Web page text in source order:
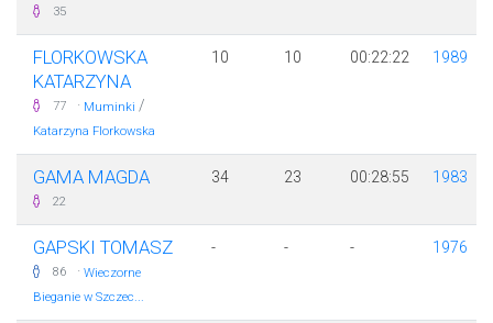
35
FLORKOWSKA
KATARZYNA
77 · Muminki /
Katarzyna Florkowska
10 10 00:22:22 1989
GAMA MAGDA
22
34 23 00:28:55 1983
GAPSKI TOMASZ
86 · Wieczorne
Bieganie w Szczec...
- - - 1976